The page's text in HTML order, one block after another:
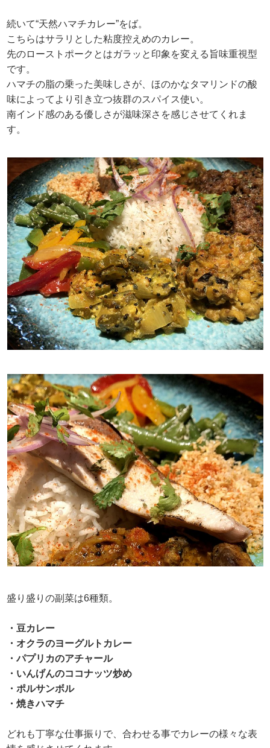
続いて“天然ハマチカレー”をば。
こちらはサラリとした粘度控えめのカレー。
先のローストポークとはガラッと印象を変える旨味重視型
です。
ハマチの脂の乗った美味しさが、ほのかなタマリンドの酸
味によってより引き立つ抜群のスパイス使い。
南インド感のある優しさが滋味深さを感じさせてくれま
す。
盛り盛りの副菜は6種類。
・豆カレー
・オクラのヨーグルトカレー
・パプリカのアチャール
・いんげんのココナッツ炒め
・ポルサンボル
・焼きハマチ
どれも丁寧な仕事振りで、合わせる事でカレーの様々な表